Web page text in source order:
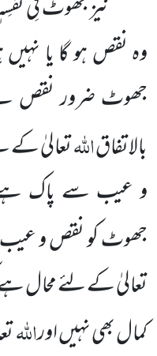
نیز جھوٹ فِی
وہ نقص ہو گا یا
جھوٹ ضرور نقص
بالاتفاقاللہتعالیٰ کے
و عیب سے پاک
جھوٹ کو نقص و عیب
تعالیٰ کے لئے محال
کمال بھی نہیں اوراللہ